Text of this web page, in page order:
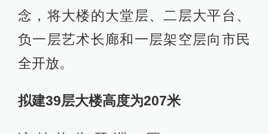
念，将大楼的大堂层、二层大平台、
负一层艺术长廊和一层架空层向市民
全开放。
拟建39层大楼高度为207米